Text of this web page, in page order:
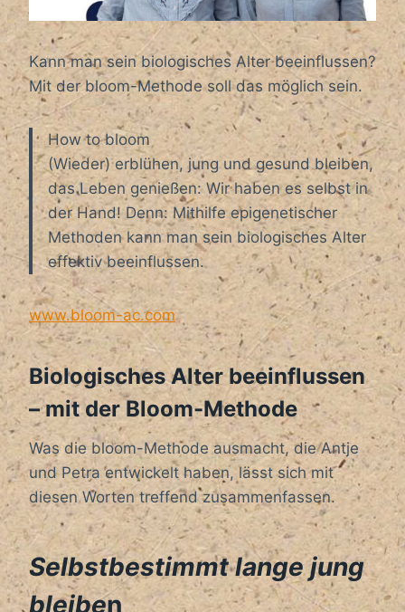
Kann man sein biologisches Alter beeinflussen?
Mit der bloom-Methode soll das möglich sein.
How to bloom
(Wieder) erblühen, jung und gesund bleiben,
das Leben genießen: Wir haben es selbst in
der Hand! Denn: Mithilfe epigenetischer
Methoden kann man sein biologisches Alter
effektiv beeinflussen.
www.bloom-ac.com
Biologisches Alter beeinflussen
– mit der Bloom-Methode
Was die bloom-Methode ausmacht, die Antje
und Petra entwickelt haben, lässt sich mit
diesen Worten treffend zusammenfassen.
Selbstbestimmt lange jung
bleiben